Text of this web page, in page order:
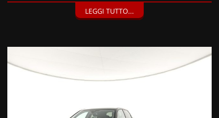
Pacchetto vano bagagli (65 EUR), Pacchetto di contrasto 2,
appiattito in basso (275 EUR), Pacchetto look nero esteso,
Elementi interni in similpelle (185 EUR), Audi virtual cockpit
(185 EUR), Chiave comfort senza funzione safelock (470 EUR),
Audi connect navigation & infotainment (3 anni), Telecamera
LEGGI TUTTO...